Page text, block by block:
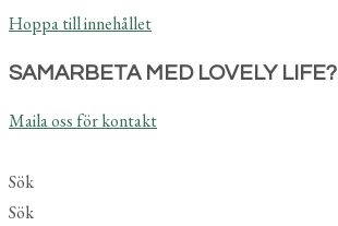
Hoppa till innehållet
SAMARBETA MED LOVELY LIFE?
Maila oss för kontakt
Sök
Sök